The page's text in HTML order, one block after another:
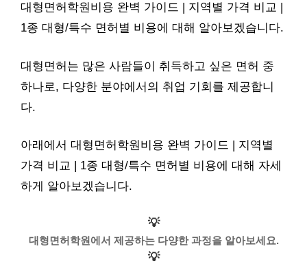
대형면허학원비용 완벽 가이드 | 지역별 가격 비교 |
1종 대형/특수 면허별 비용에 대해 알아보겠습니다.
대형면허는 많은 사람들이 취득하고 싶은 면허 중
하나로, 다양한 분야에서의 취업 기회를 제공합니
다.
아래에서 대형면허학원비용 완벽 가이드 | 지역별
가격 비교 | 1종 대형/특수 면허별 비용에 대해 자세
하게 알아보겠습니다.
💡
대형면허학원에서 제공하는 다양한 과정을 알아보세요.
💡